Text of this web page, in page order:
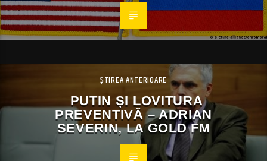
ȘTIREA ANTERIOARE
PUTIN ȘI LOVITURA
PREVENTIVĂ – ADRIAN
SEVERIN, LA GOLD FM